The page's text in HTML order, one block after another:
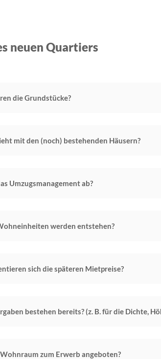
neuen Quartiers
die Grundstücke?
mit den (noch) bestehenden Häusern?
Umzugsmanagement ab?
werden entstehen?
sich die späteren Mietpreise?
bestehen bereits? (z. B. für die Dichte,
zum Erwerb angeboten?